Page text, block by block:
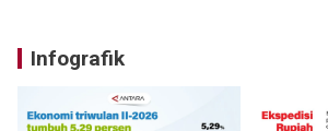
Infografik